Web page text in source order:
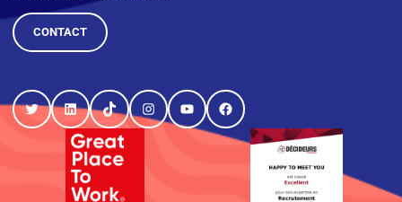
CONTACT
TwitterLinkedInTikTokInstagram
YouTubeFacebook